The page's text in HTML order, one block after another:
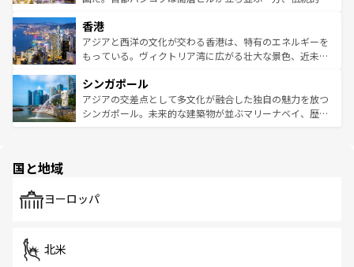
とつ。フォーやバインミー、ベトナムコーヒーなどは、ぜ
ひ現地で味わいたい。どの地域を訪れてもあたたかい人々
が旅行者を迎えてくれるので、きっと忘れられない旅にな
参照してほしい。
の活気が交差している。北部ではチェンマイなどの山岳地
帯で自然と触れ合い、南部ではプーケットやクラビの美し
いビーチでリゾート気分を楽しむことができる。タイ料理
激する。気候は一年中温暖で、どの季節にも異なる楽しみ
が待っている。親しみやすいタイの人々、仏教を中心とし
た文化、そして多様な観光資源が、訪れる旅人を魅了し続
香港
アジアと西洋の文化が交わる香港は、特有のエネルギーを
もっている。ヴィクトリア湾に広がる壮大な景色、近未来
み、どこを訪れても感動するはず。観光スポットが密集し
ており、効率よく見どころを回れるのも魅力。息をのむよ
うな絶景から文化的な体験まで、香港を存分に楽しみ尽く
シンガポール
アジアの交差点として多文化が融合した独自の魅力を放つ
シンガポール。未来的な建築物が並ぶマリーナベイ、歴史
で、ホーカーズは地元の風情を楽しめる外せないスポット
国と地域
ヨーロッパ
北米